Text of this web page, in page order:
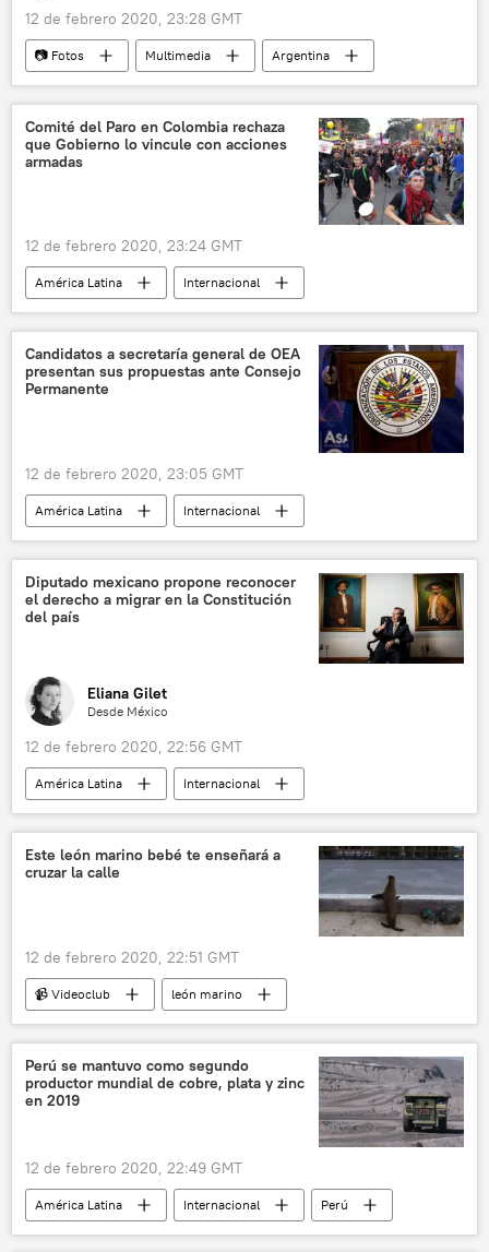
12 de febrero 2020, 23:28 GMT
📷 Fotos Multimedia
Argentina
Fondo Monetario Internacional (FMI)
Alberto Fernández
Casa Rosada
Congreso de Argentina
manifestación
Comité del Paro en Colombia rechaza
que Gobierno lo vincule con acciones
armadas
12 de febrero 2020, 23:24 GMT
América Latina
Internacional
protestas
Colombia noticias
Candidatos a secretaría general de OEA
presentan sus propuestas ante Consejo
Permanente
12 de febrero 2020, 23:05 GMT
América Latina
Internacional
Organización de Estados Americanos (OEA)
candidatos
noticias
Diputado mexicano propone reconocer
el derecho a migrar en la Constitución
del país
Eliana Gilet
Desde México
12 de febrero 2020, 22:56 GMT
América Latina
Internacional
México
migración noticias
Este león marino bebé te enseñará a
cruzar la calle
12 de febrero 2020, 22:51 GMT
📹 Videoclub
león marino
Galápagos
💢 Insólito
Perú se mantuvo como segundo
productor mundial de cobre, plata y zinc
en 2019
12 de febrero 2020, 22:49 GMT
América Latina Internacional
Perú
industria minera
noticias